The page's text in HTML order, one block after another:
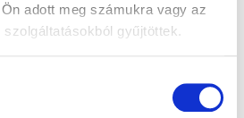
adott meg számukra vagy az
gyűjtöttek.